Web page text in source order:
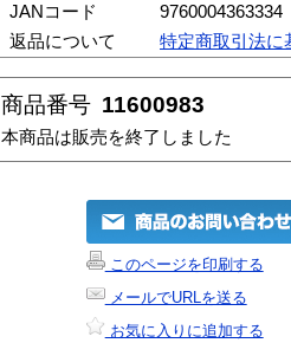
JANコード
9760004363334
返品について
特定商取引法に
商品番号 11600983
本商品は販売を終了しました
このページを印刷する
メールでURLを送る
お気に入りに追加する